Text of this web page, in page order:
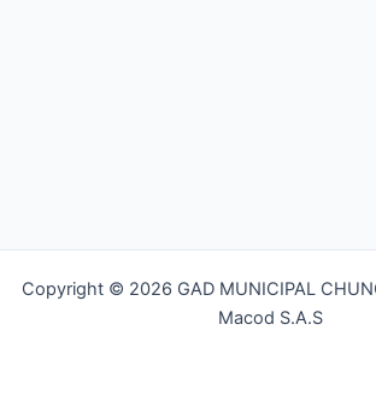
Copyright © 2026 GAD MUNICIPAL
Macod S.A.S